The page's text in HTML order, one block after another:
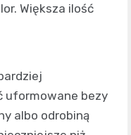
Większa ilość
uformowane bezy
albo odrobiną